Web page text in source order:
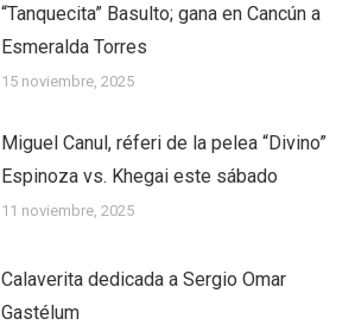
“Tanquecita” Basulto; gana en Cancún a
Esmeralda Torres
15 noviembre, 2025
Miguel Canul, réferi de la pelea “Divino”
Espinoza vs. Khegai este sábado
11 noviembre, 2025
Calaverita dedicada a Sergio Omar
Gastélum